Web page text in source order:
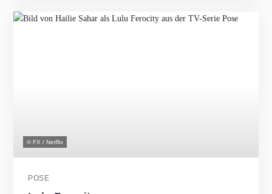
© FX / Netflix
POSE